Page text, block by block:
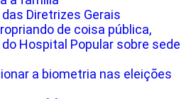
Diretrizes Gerais
de coisa pública,
Hospital Popular sobre sede
a biometria nas eleições